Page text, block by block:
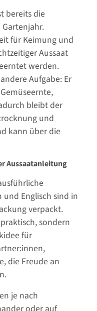
bereits die
für Keimung und
Aussaat
werden.
Aufgabe: Er
bleibt der
und
kann über die
Aussaatanleitung
Englisch sind in
verpackt.
sondern
für
die Freude an
je nach